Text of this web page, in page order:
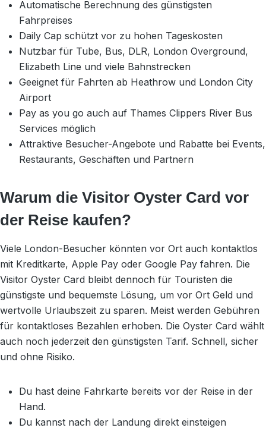
Automatische Berechnung des günstigsten
Fahrpreises
Daily Cap schützt vor zu hohen Tageskosten
Nutzbar für Tube, Bus, DLR, London Overground,
Elizabeth Line und viele Bahnstrecken
Geeignet für Fahrten ab Heathrow und London City
Airport
Pay as you go auch auf Thames Clippers River Bus
Services möglich
Attraktive Besucher-Angebote und Rabatte bei Events,
Restaurants, Geschäften und Partnern
Warum die Visitor Oyster Card vor
der Reise kaufen?
Viele London-Besucher könnten vor Ort auch kontaktlos
mit Kreditkarte, Apple Pay oder Google Pay fahren. Die
Visitor Oyster Card bleibt dennoch für Touristen die
günstigste und bequemste Lösung, um vor Ort Geld und
wertvolle Urlaubszeit zu sparen. Meist werden Gebühren
für kontaktloses Bezahlen erhoben. Die Oyster Card wählt
auch noch jederzeit den günstigsten Tarif. Schnell, sicher
und ohne Risiko.
Du hast deine Fahrkarte bereits vor der Reise in der
Hand.
Du kannst nach der Landung direkt einsteigen